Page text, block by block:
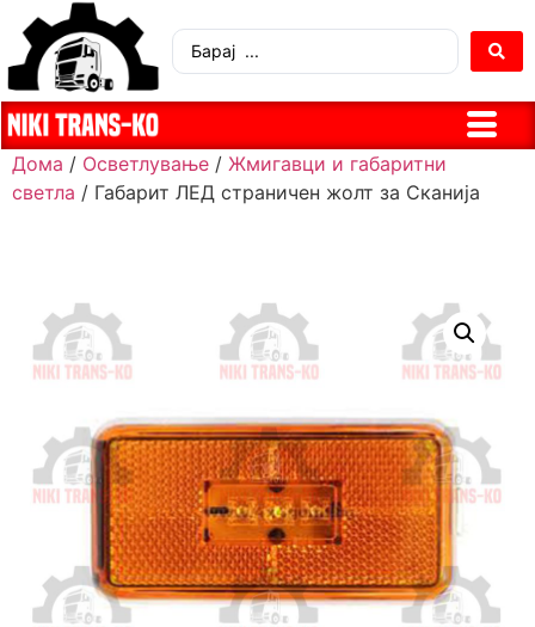
Дома / Осветлување / Жмигавци и габаритни
светла / Габарит ЛЕД страничен жолт за Сканија